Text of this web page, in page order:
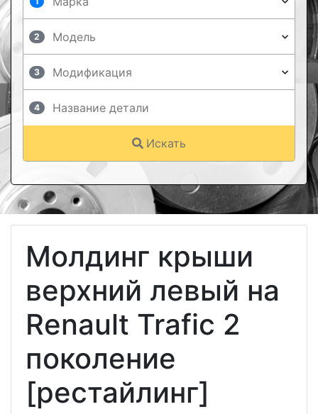
2
3
4
Искать
Молдинг крыши
верхний левый на
Renault Trafic 2
поколение
[рестайлинг]